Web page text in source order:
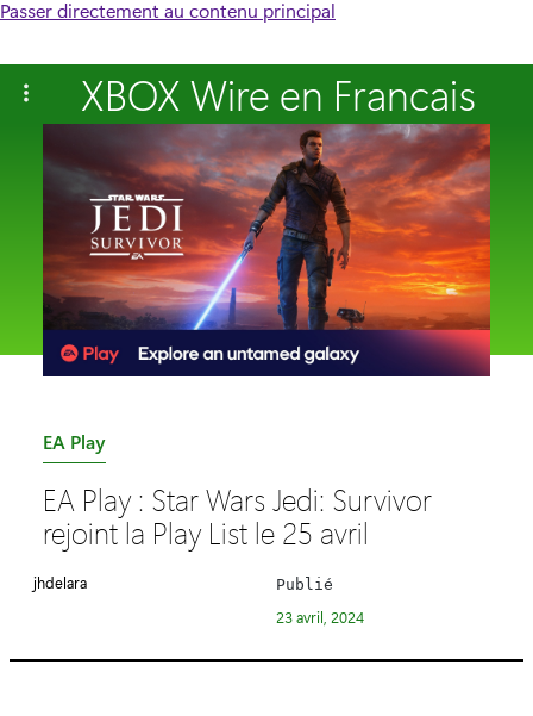
Passer directement au contenu principal
XBOX Wire en Francais
C
t
é
i
EA Play
EA Play : Star Wars Jedi: Survivor
rejoint la Play List le 25 avril
jhdelara Publié
23 avril, 2024